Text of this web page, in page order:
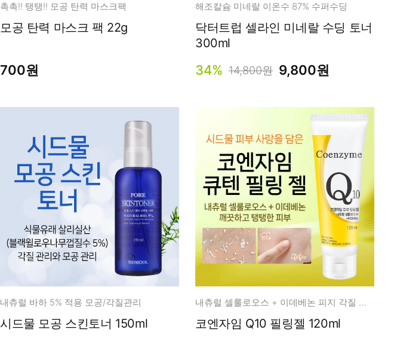
무오일
글루타치온
피디알엔
촉촉!! 탱탱!! 모공 탄력 마스크팩
모공 탄력 마스크 팩 22g
700원
해조칼슘 미네랄 이온수 87% 수퍼수딩
닥터트럽 셀라인 미네랄 수딩 토너
300ml
34% 14,800원 9,800원
내츄럴 바하 5% 적용 모공/각질관리
시드물 모공 스킨토너 150ml
내츄럴 셀룰로오스 + 이데베논 피지 각질 모공 관리
코엔자임 Q10 필링젤 120ml